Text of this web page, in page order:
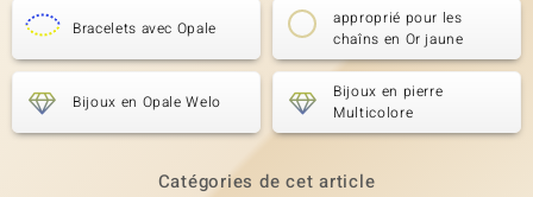
Bracelets avec Opale
approprié pour les
chaîns en Or jaune
Bijoux en Opale Welo
Bijoux en pierre
Multicolore
Catégories de cet article